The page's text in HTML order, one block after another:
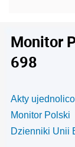
Monitor
698
Akty
Monitor Polski
Dzienniki Unii